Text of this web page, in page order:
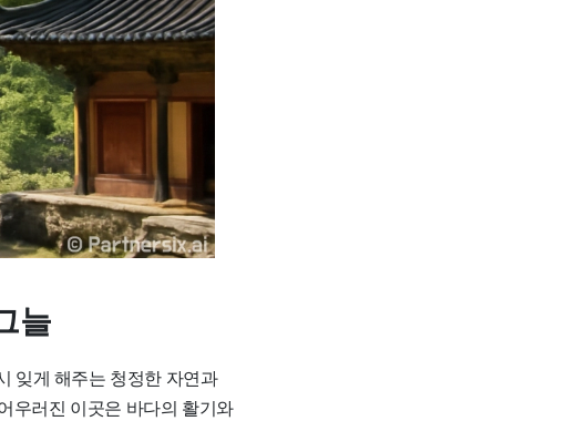
늘
잊게 해주는 청정한 자연과
우러진 이곳은 바다의 활기와